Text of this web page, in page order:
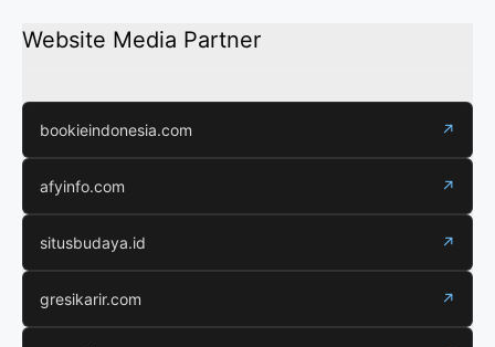
Website Media Partner
bookieindonesia.com ↗
afyinfo.com ↗
situsbudaya.id ↗
gresikarir.com ↗